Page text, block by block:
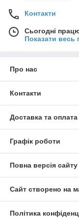
Контакти
Сьогодні
Показати весь
Про нас
Контакти
Доставка та оплата
Графік роботи
Повна версія сайту
Сайт створено на
Політика